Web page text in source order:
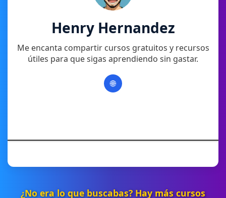
Henry Hernandez
Me encanta compartir cursos gratuitos y recursos
útiles para que sigas aprendiendo sin gastar.
🌐
¿No era lo que buscabas? Hay más cursos